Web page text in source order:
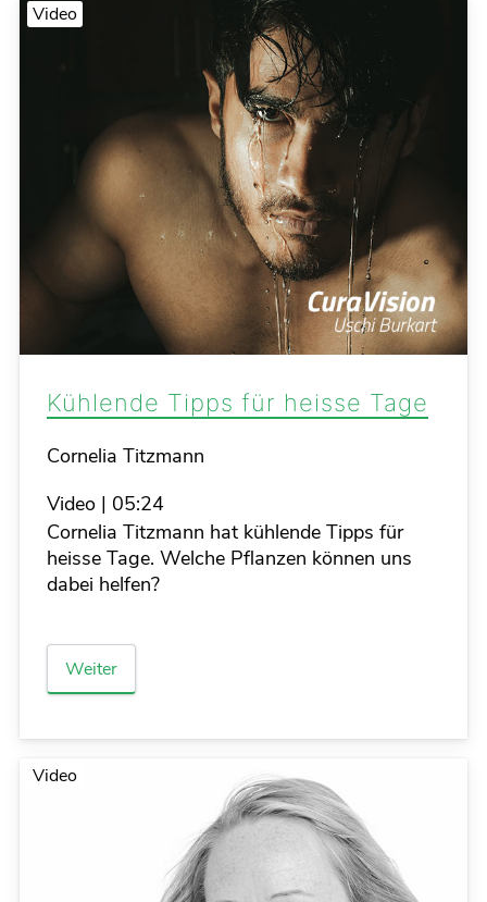
Video
Kühlende Tipps für heisse Tage
Details
Cornelia Titzmann
Video | 05:24
Cornelia Titzmann hat kühlende Tipps für
heisse Tage. Welche Pflanzen können uns
dabei helfen?
Weiter
Video